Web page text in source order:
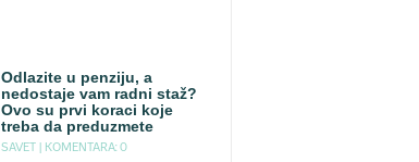
Odlazite u penziju, a
nedostaje vam radni staž?
Ovo su prvi koraci koje
treba da preduzmete
SAVET | KOMENTARA: 0